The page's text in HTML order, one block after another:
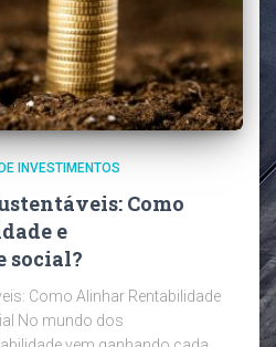
INVESTIMENTOS
Como
e
social?
Como Alinhar Rentabilidade
No mundo dos